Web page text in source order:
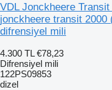
VDL Jonckheere
jonckheere transit 2000
difrensiyel mili
4.300 TL €78,23
Difrensiyel mili
122PS09853
dizel